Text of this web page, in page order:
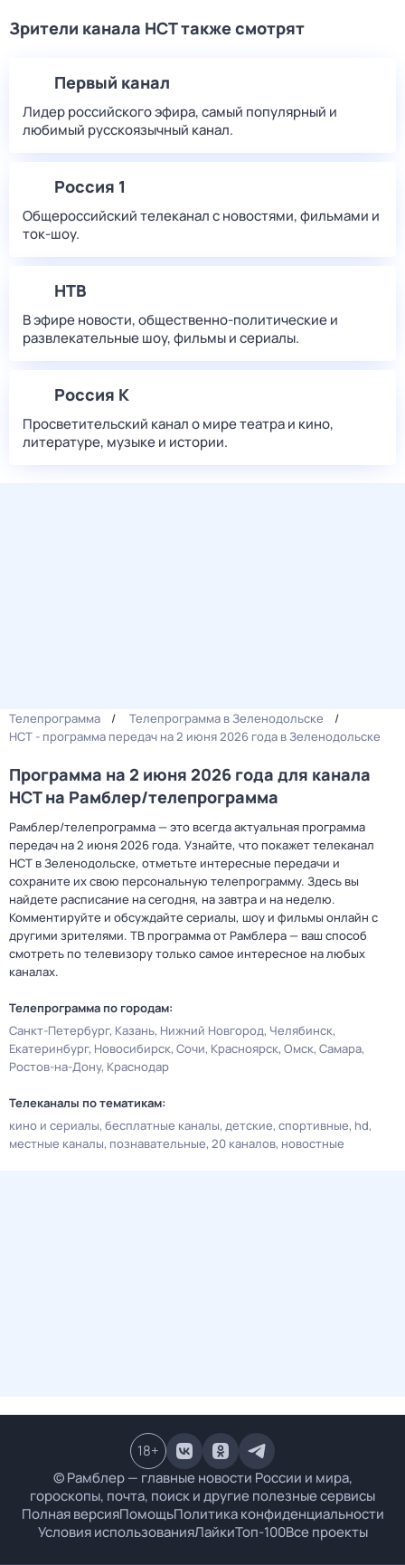
Зрители канала НСТ также смотрят
Первый канал
Лидер российского эфира, самый популярный и
любимый русскоязычный канал.
Россия 1
Общероссийский телеканал с новостями, фильмами и
ток-шоу.
НТВ
В эфире новости, общественно-политические и
развлекательные шоу, фильмы и сериалы.
Россия К
Просветительский канал о мире театра и кино,
литературе, музыке и истории.
Телепрограмма
Телепрограмма в Зеленодольске
НСТ - программа передач на 2 июня 2026 года в Зеленодольске
Программа на 2 июня 2026 года для канала
НСТ на Рамблер/телепрограмма
Рамблер/телепрограмма — это всегда актуальная программа
передач на 2 июня 2026 года. Узнайте, что покажет телеканал
НСТ в Зеленодольске, отметьте интересные передачи и
сохраните их свою персональную телепрограмму. Здесь вы
найдете расписание на сегодня, на завтра и на неделю.
Комментируйте и обсуждайте сериалы, шоу и фильмы онлайн с
другими зрителями. ТВ программа от Рамблера — ваш способ
смотреть по телевизору только самое интересное на любых
каналах.
Телепрограмма по городам:
Санкт-Петербург Казань Нижний Новгород Челябинск
Екатеринбург Новосибирск Сочи Красноярск Омск Самара
Ростов-на-Дону Краснодар
Телеканалы по тематикам:
кино и сериалы бесплатные каналы детские спортивные hd
местные каналы познавательные 20 каналов новостные
© Рамблер — главные новости России и мира,
гороскопы, почта, поиск и другие полезные сервисы
Полная версияПомощьПолитика конфиденциальности
Условия использованияЛайкиТоп-100Все проекты
18+